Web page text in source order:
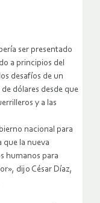
ser presentado
a principios del
desafíos de un
dólares desde que
y a las
nacional para
que la nueva
humanos para
dijo César Díaz,